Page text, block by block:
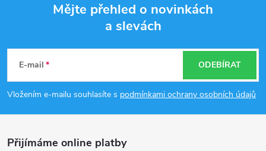
i
s
u
p
Mějte přehled o novinkách
a slevách
E-mail
Vložením e-mailu souhlasíte s podmínkami ochrany osobních údajů
ODEBÍRAT
Přijímáme online platby